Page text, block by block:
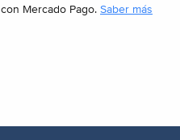
con Mercado Pago. Saber más